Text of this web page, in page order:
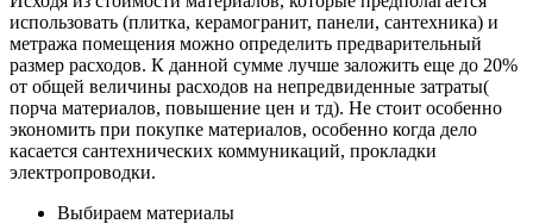
использовать (плитка, керамогранит, панели, сантехника) и
метража помещения можно определить предварительный
размер расходов. К данной сумме лучше заложить еще до 20%
от общей величины расходов на непредвиденные затраты(
порча материалов, повышение цен и тд). Не стоит особенно
экономить при покупке материалов, особенно когда дело
касается сантехнических коммуникаций, прокладки
электропроводки.
Выбираем материалы